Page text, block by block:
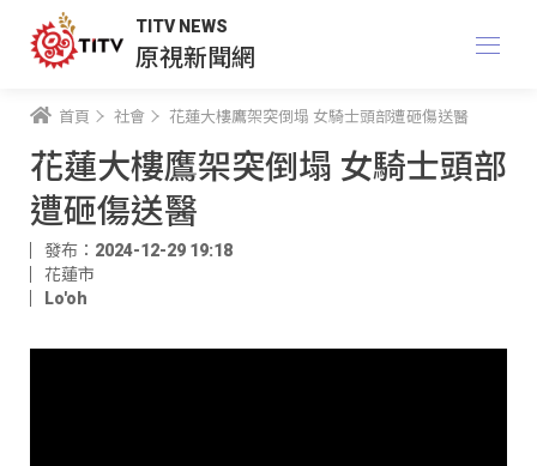
TITV NEWS
原視新聞網
首頁 社會 花蓮大樓鷹架突倒塌 女騎士頭部遭砸傷送醫
花蓮大樓鷹架突倒塌 女騎士頭部
遭砸傷送醫
發布：2024-12-29 19:18
花蓮市
Lo'oh